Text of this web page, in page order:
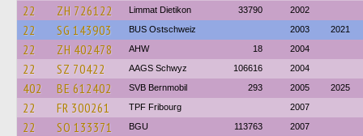
22 ZH 726122 Limmat Dietikon 33790 2002
22 SG 143903 BUS Ostschweiz 2003 2021
22 ZH 402478 AHW 18 2004
22 SZ 70422 AAGS Schwyz 106616 2004
402 BE 612402 SVB Bernmobil 293 2005 2025
22 FR 300261 TPF Fribourg 2007
22 SO 133371 BGU 113763 2007